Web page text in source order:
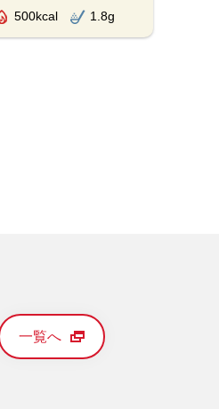
500kcal 1.8g
一覧へ